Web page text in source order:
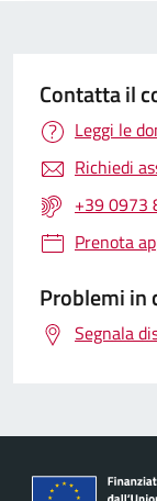
Contatta il
Leggi le
Richiedi
+39 0973
Prenota
Problemi in
Segnala